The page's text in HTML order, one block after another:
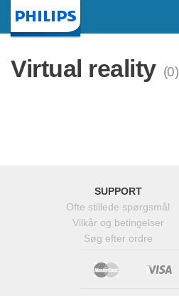
Virtual reality (0)
SUPPORT
Ofte stillede spørgsmål
Vilkår og betingelser
Søg efter ordre